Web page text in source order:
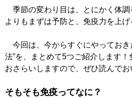
季節の変わり目は、とにかく体調
よりもまずは予防と、免疫力を上げ
今回は、今からすぐにやっておき
法”を、まとめて5つご紹介します
おさらいしますので、ぜひ読んでお
そもそも免疫ってなに？